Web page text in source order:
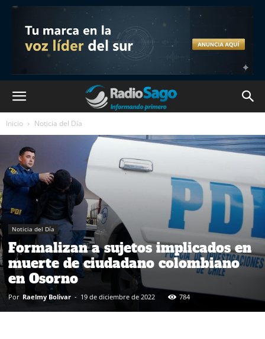
Inicio Noticia del Día
Noticia del Día
Formalizan a sujetos implicados en
muerte de ciudadano colombiano
en Osorno
Por Raelmy Bolivar - 19 de diciembre de 2022 784